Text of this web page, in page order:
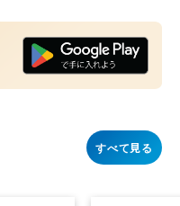
すべて見る